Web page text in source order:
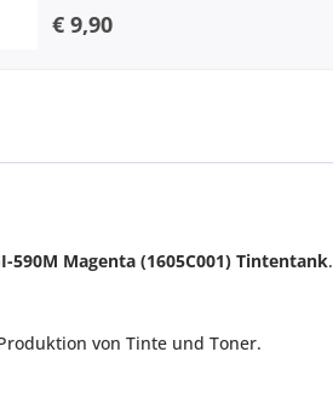
€ 9,90
590M Magenta (1605C001) Tintentank.
von Tinte und Toner.